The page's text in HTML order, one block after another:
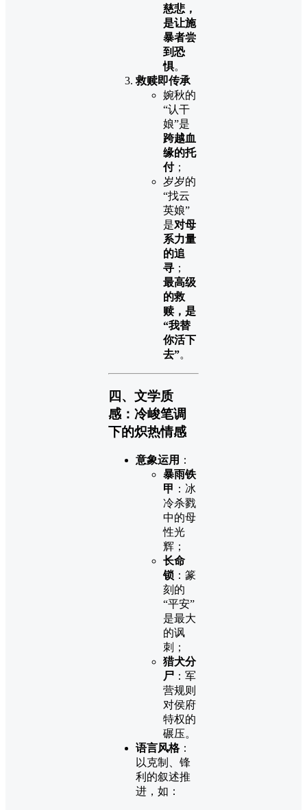
慈悲，
是让施
暴者尝
到恐
惧。
救赎即传承
婉秋的
“认干
娘”是
跨越血
缘的托
付；
岁岁的
“找云
英娘”
是对母
系力量
的追
寻 ；
最高级
的救
赎，是
“我替
你活下
去”。
四、文学质
感：冷峻笔调
下的炽热情感
意象运用 ：
暴雨铁
甲 ：冰
冷杀戮
中的母
性光
辉；
长命
锁 ：篆
刻的
“平安”
是最大
的讽
刺；
猎犬分
尸 ：军
营规则
对侯府
特权的
碾压。
语言风格：
以克制、锋
利的叙述推
进，如：